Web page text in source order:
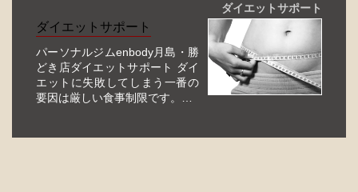
ニングの効果を最大限活かすこ
とが出来ないからです。そして
日本人はほとんどの人が大なり
小なり身体が...
ダイエットサポート
ダイエットサポート
パーソナルジムenbody月島・勝
どき店ダイエットサポート ダイ
エットに失敗してしまう一番の
要因は厳しい食事制限です。